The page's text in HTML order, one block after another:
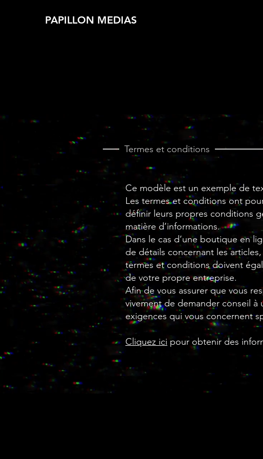
PAPILLON MEDIAS
Termes et conditions
Ce modèle est un exemple de
Les termes et conditions ont
définir leurs propres conditions
matière d’informations.
Dans le cas d’une boutique en
de détails concernant les
termes et conditions doivent
de votre propre entreprise.
Afin de vous assurer que vous
vivement de demander conseil
exigences qui vous concernent
Cliquez ici pour obtenir des